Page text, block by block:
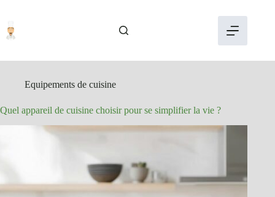
contenu
Equipements de cuisine
Quel appareil de cuisine choisir pour se simplifier la vie ?